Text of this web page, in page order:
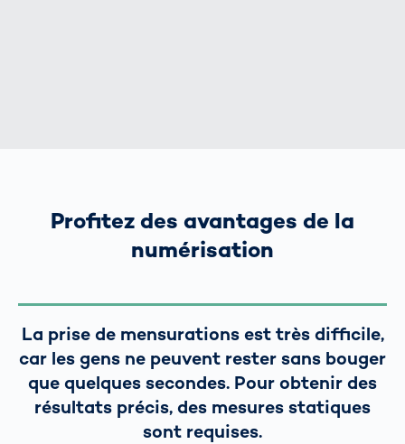
Profitez des avantages de la
numérisation
La prise de mensurations est très difficile,
car les gens ne peuvent rester sans bouger
que quelques secondes. Pour obtenir des
résultats précis, des mesures statiques
sont requises.